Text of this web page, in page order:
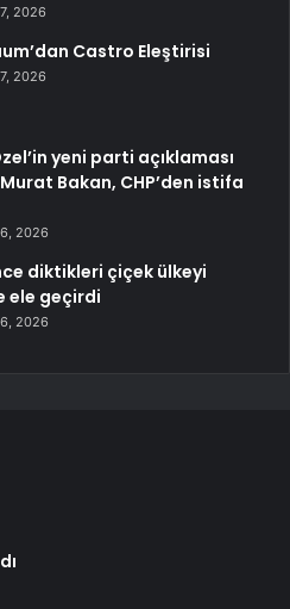
2026
Castro Eleştirisi
2026
yeni parti açıklaması
Bakan, CHP’den istifa
2026
diktikleri çiçek ülkeyi
ele geçirdi
2026